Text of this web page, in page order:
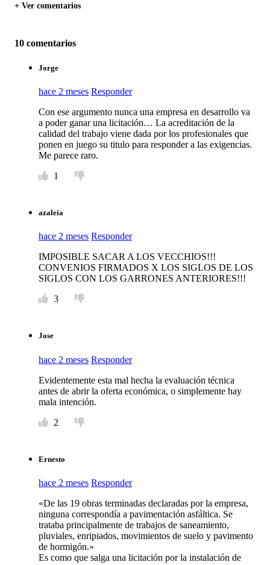
+ Ver comentarios
10 comentarios
Jorge
hace 2 meses Responder
Con ese argumento nunca una empresa en desarrollo va
a poder ganar una licitación… La acreditación de la
calidad del trabajo viene dada por los profesionales que
ponen en juego su titulo para responder a las exigencias.
Me parece raro.
1
azaleia
hace 2 meses Responder
IMPOSIBLE SACAR A LOS VECCHIOS!!!
CONVENIOS FIRMADOS X LOS SIGLOS DE LOS
SIGLOS CON LOS GARRONES ANTERIORES!!!
3
Jose
hace 2 meses Responder
Evidentemente esta mal hecha la evaluación técnica
antes de abrir la oferta económica, o simplemente hay
mala intención.
2
Ernesto
hace 2 meses Responder
«De las 19 obras terminadas declaradas por la empresa,
ninguna correspondía a pavimentación asfáltica. Se
trataba principalmente de trabajos de saneamiento,
pluviales, enripiados, movimientos de suelo y pavimento
de hormigón.»
Es como que salga una licitación por la instalación de